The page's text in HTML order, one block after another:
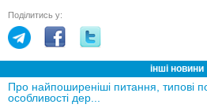
Поділитись у:
інші новини
Про найпоширеніші питання, типові
особливості дер...